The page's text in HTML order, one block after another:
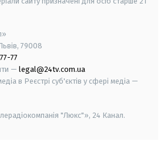
79008
77
— legal@24tv.com.ua
в Реєстрі суб'єктів у сфері медіа —
"Люкс"», 24 Канал.